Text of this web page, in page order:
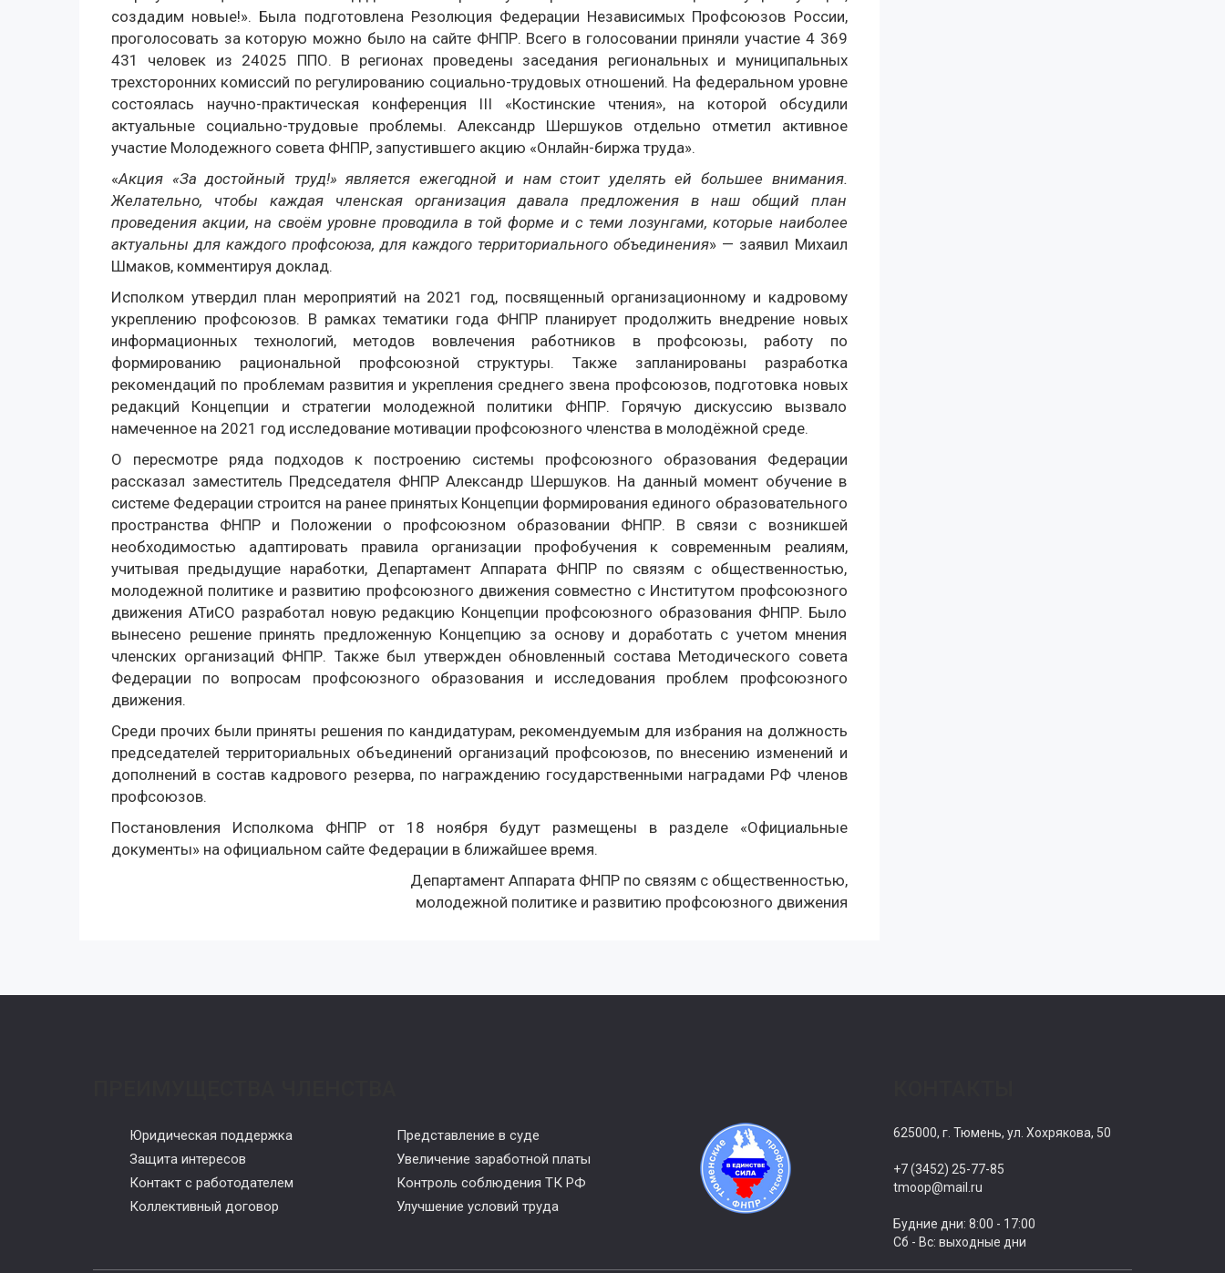
создадим новые!». Была подготовлена Резолюция Федерации Независимых Профсоюзов России,
проголосовать за которую можно было на сайте ФНПР. Всего в голосовании приняли участие 4 369
431 человек из 24025 ППО. В регионах проведены заседания региональных и муниципальных
трехсторонних комиссий по регулированию социально-трудовых отношений. На федеральном уровне
состоялась научно-практическая конференция III «Костинские чтения», на которой обсудили
актуальные социально-трудовые проблемы. Александр Шершуков отдельно отметил активное
участие Молодежного совета ФНПР, запустившего акцию «Онлайн-биржа труда».
«Акция «За достойный труд!» является ежегодной и нам стоит уделять ей большее внимания.
Желательно, чтобы каждая членская организация давала предложения в наш общий план
проведения акции, на своём уровне проводила в той форме и с теми лозунгами, которые наиболее
актуальны для каждого профсоюза, для каждого территориального объединения» — заявил Михаил
Шмаков, комментируя доклад.
Исполком утвердил план мероприятий на 2021 год, посвященный организационному и кадровому
укреплению профсоюзов. В рамках тематики года ФНПР планирует продолжить внедрение новых
информационных технологий, методов вовлечения работников в профсоюзы, работу по
формированию рациональной профсоюзной структуры. Также запланированы разработка
рекомендаций по проблемам развития и укрепления среднего звена профсоюзов, подготовка новых
редакций Концепции и стратегии молодежной политики ФНПР. Горячую дискуссию вызвало
намеченное на 2021 год исследование мотивации профсоюзного членства в молодёжной среде.
О пересмотре ряда подходов к построению системы профсоюзного образования Федерации
рассказал заместитель Председателя ФНПР Александр Шершуков. На данный момент обучение в
системе Федерации строится на ранее принятых Концепции формирования единого образовательного
пространства ФНПР и Положении о профсоюзном образовании ФНПР. В связи с возникшей
необходимостью адаптировать правила организации профобучения к современным реалиям,
учитывая предыдущие наработки, Департамент Аппарата ФНПР по связям с общественностью,
молодежной политике и развитию профсоюзного движения совместно с Институтом профсоюзного
движения АТиСО разработал новую редакцию Концепции профсоюзного образования ФНПР. Было
вынесено решение принять предложенную Концепцию за основу и доработать с учетом мнения
членских организаций ФНПР. Также был утвержден обновленный состава Методического совета
Федерации по вопросам профсоюзного образования и исследования проблем профсоюзного
движения.
Среди прочих были приняты решения по кандидатурам, рекомендуемым для избрания на должность
председателей территориальных объединений организаций профсоюзов, по внесению изменений и
дополнений в состав кадрового резерва, по награждению государственными наградами РФ членов
профсоюзов.
Постановления Исполкома ФНПР от 18 ноября будут размещены в разделе «Официальные
документы» на официальном сайте Федерации в ближайшее время.
Департамент Аппарата ФНПР по связям с общественностью,
молодежной политике и развитию профсоюзного движения
Юридическая поддержка
Защита интересов
Контакт с работодателем
Коллективный договор
Представление в суде
Увеличение заработной платы
Контроль соблюдения ТК РФ
Улучшение условий труда
625000, г. Тюмень, ул. Хохрякова, 50
+7 (3452) 25-77-85
tmoop@mail.ru
Будние дни: 8:00 - 17:00
Сб - Вс: выходные дни